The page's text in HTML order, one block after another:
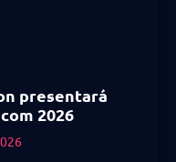
presentará
2026